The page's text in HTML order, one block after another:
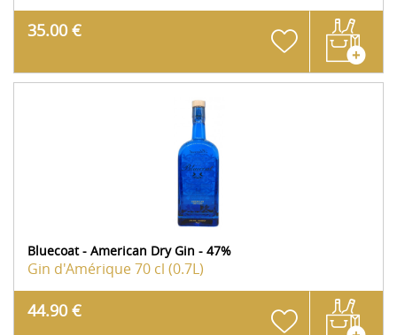
35.00 €
Bluecoat - American Dry Gin - 47%
Gin d'Amérique70 cl (0.7L)
44.90 €